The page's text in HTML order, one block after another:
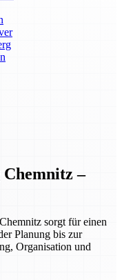
–
sorgt für einen
Planung bis zur
Organisation und